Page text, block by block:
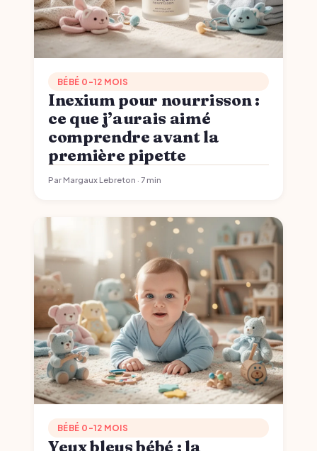
BÉBÉ 0-12 MOIS
Inexium pour nourrisson :
ce que j’aurais aimé
comprendre avant la
première pipette
Par Margaux Lebreton · 7 min
BÉBÉ 0-12 MOIS
Yeux bleus bébé : la